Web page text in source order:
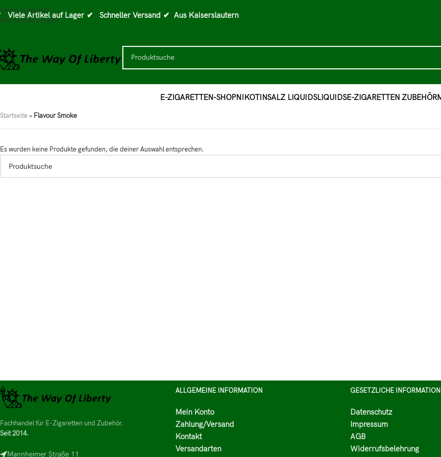
Skip to navigation
Skip to main content
Viele Artikel auf Lager ✔ Schneller Versand ✔ Aus Kaiserslautern
E-ZIGARETTEN-SHOPNIKOTINSALZ LIQUIDSLIQUIDSE-ZIGARETTEN ZUBEHÖR
Startseite » Flavour Smoke
Es wurden keine Produkte gefunden, die deiner Auswahl entsprechen.
Fachhandel für E-Zigaretten und Zubehör.
Seit 2014.
Mannheimer Straße 11
ALLGEMEINE INFORMATION
Mein Konto
Zahlung/Versand
Kontakt
Versandarten
GESETZLICHE INFORMATION
Datenschutz
Impressum
AGB
Widerrufsbelehrung